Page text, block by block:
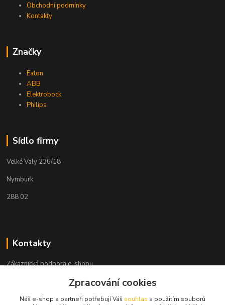
Obchodní podmínky
Kontakty
Značky
Eaton
ABB
Elektrobock
Philips
Sídlo firmy
Velké Valy 236/18
Nymburk
288 02
Kontakty
Zákaznická podpora e-shopu
Zpracování cookies
Náš e-shop a partneři potřebují Váš souhlas s použitím souborů